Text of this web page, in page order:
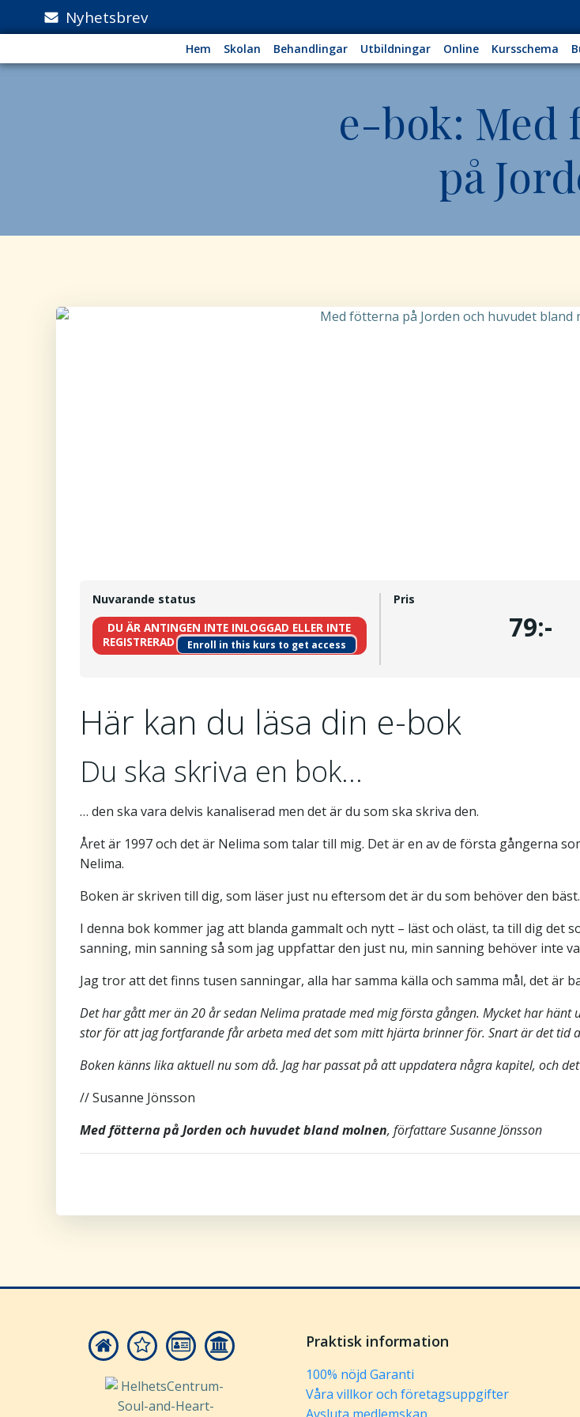
till
Nyhetsbrev
Hem Skolan Behandlingar Utbildningar Online Kursschema
e-bok: Med
på
Nuvarande status
DU ÄR ANTINGEN INTE INLOGGAD ELLER INTE
REGISTRERAD
Enroll in this kurs to get access
Pris
79:-
Här kan du läsa din e-bok
Du ska skriva en bok…
… den ska vara delvis kanaliserad men det är du som ska skriva den.
Året är 1997 och det är Nelima som talar till mig. Det är en av de första gångerna
Nelima.
Boken är skriven till dig, som läser just nu eftersom det är du som behöver den bäst.
I denna bok kommer jag att blanda gammalt och nytt – läst och oläst, ta till dig det
sanning, min sanning så som jag uppfattar den just nu, min sanning behöver inte
Jag tror att det finns tusen sanningar, alla har samma källa och samma mål, det är
Det har gått mer än 20 år sedan Nelima pratade med mig första gången. Mycket har
stor för att jag fortfarande får arbeta med det som mitt hjärta brinner för. Snart är det tid
Boken känns lika aktuell nu som då. Jag har passat på att uppdatera några kapitel, och
// Susanne Jönsson
Med fötterna på Jorden och huvudet bland molnen, författare Susanne Jönsson
Praktisk information
100% nöjd Garanti
Våra villkor och företagsuppgifter